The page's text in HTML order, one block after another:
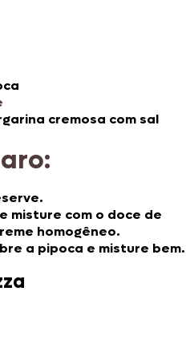
cremosa com sal
misture com o doce de
homogêneo.
a pipoca e misture bem.